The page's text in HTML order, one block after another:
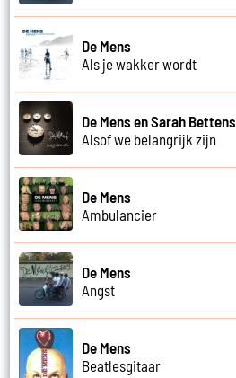
De Mens
Als je wakker wordt
De Mens en Sarah Bettens
Alsof we belangrijk zijn
De Mens
Ambulancier
De Mens
Angst
De Mens
Beatlesgitaar